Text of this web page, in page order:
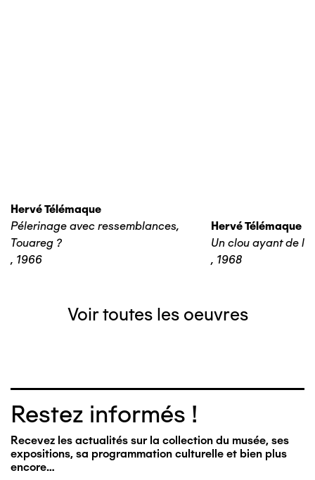
Hervé Télémaque
Pélerinage avec ressemblances,
Touareg ?
, 1966
Hervé Télémaque
Un clou ayant de
, 1968
Voir toutes les oeuvres
Restez informés !
Recevez les actualités sur la collection du musée, ses
expositions, sa programmation culturelle et bien plus
encore…